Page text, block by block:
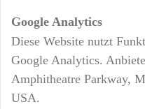
Google Analytics
Diese Website nutzt
Google Analytics.
Amphitheatre Parkway,
USA.